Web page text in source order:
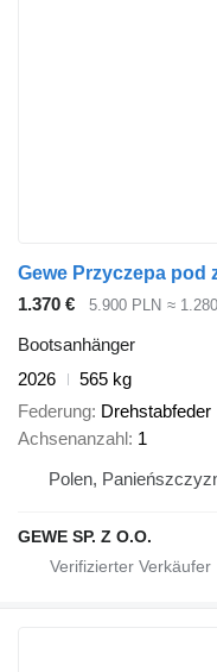
Gewe Przyczepa pod
1.370 €
5.900 PLN ≈
Bootsanhänger
2026
565 kg
Federung Drehstabfeder
Achsenanzahl 1
Polen,
GEWE SP. Z O.O.